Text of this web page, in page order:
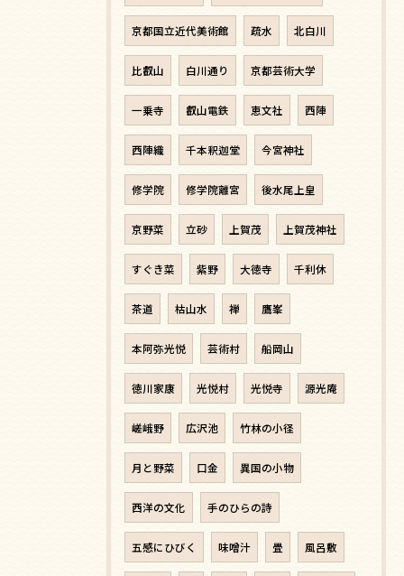
京都国立近代美術館 疏水 北白川
比叡山 白川通り 京都芸術大学
一乗寺 叡山電鉄 恵文社 西陣
西陣織 千本釈迦堂 今宮神社
修学院 修学院離宮 後水尾上皇
京野菜 立砂 上賀茂 上賀茂神社
すぐき菜 紫野 大徳寺 千利休
茶道 枯山水 禅 鷹峯
本阿弥光悦 芸術村 船岡山
徳川家康 光悦村 光悦寺 源光庵
嵯峨野 広沢池 竹林の小径
月と野菜 口金 異国の小物
西洋の文化 手のひらの詩
五感にひびく 味噌汁 畳 風呂敷